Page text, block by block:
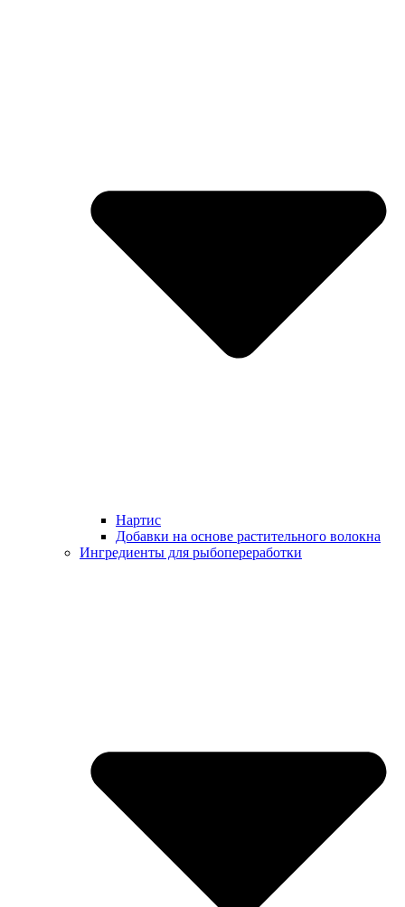
Нартис
Добавки на основе растительного волокна
Ингредиенты для рыбопереработки